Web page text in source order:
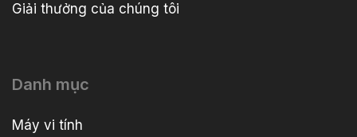
Giải thưởng của chúng tôi
Danh mục
Máy vi tính